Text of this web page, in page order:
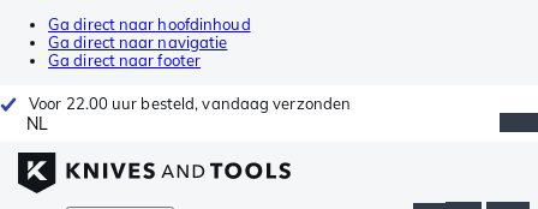
Ga direct naar hoofdinhoud
Ga direct naar navigatie
Ga direct naar footer
Voor 22.00 uur besteld, vandaag verzonden
NL